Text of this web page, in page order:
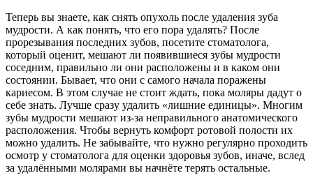
Теперь вы знаете, как снять опухоль после удаления зуба
мудрости. А как понять, что его пора удалять? После
прорезывания последних зубов, посетите стоматолога,
который оценит, мешают ли появившиеся зубы мудрости
соседним, правильно ли они расположены и в каком они
состоянии. Бывает, что они с самого начала поражены
кариесом. В этом случае не стоит ждать, пока моляры дадут о
себе знать. Лучше сразу удалить «лишние единицы». Многим
зубы мудрости мешают из-за неправильного анатомического
расположения. Чтобы вернуть комфорт ротовой полости их
можно удалить. Не забывайте, что нужно регулярно проходить
осмотр у стоматолога для оценки здоровья зубов, иначе, вслед
за удалёнными молярами вы начнёте терять остальные.